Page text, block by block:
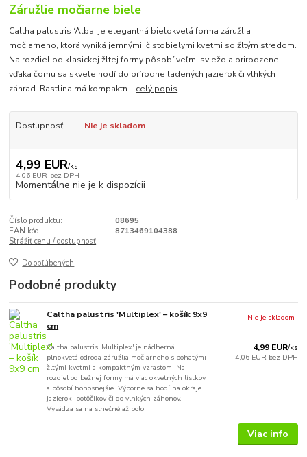
Záružlie močiarne biele
Caltha palustris ‘Alba’ je elegantná bielokvetá forma záružlia
močiarneho, ktorá vyniká jemnými, čistobielymi kvetmi so žltým stredom.
Na rozdiel od klasickej žltej formy pôsobí veľmi sviežo a prirodzene,
vďaka čomu sa skvele hodí do prírodne ladených jazierok či vlhkých
záhrad. Rastlina má kompaktn... celý popis
Dostupnosť Nie je skladom
4,99 EUR/ks
4,06 EUR bez DPH
Momentálne nie je k dispozícii
Číslo produktu:
08695
EAN kód:
8713469104388
Strážiť cenu / dostupnosť
Do obľúbených
Podobné produkty
Caltha palustris 'Multiplex' – košík 9x9
cm
Caltha palustris 'Multiplex' je nádherná
plnokvetá odroda záružlia močiarneho s bohatými
žltými kvetmi a kompaktným vzrastom. Na
rozdiel od bežnej formy má viac okvetných lístkov
a pôsobí honosnejšie. Výborne sa hodí na okraje
jazierok, potôčikov či do vlhkých záhonov.
Vysádza sa na slnečné až polo...
4,99 EUR/ks
4,06 EUR bez DPH
Nie je skladom
Viac info